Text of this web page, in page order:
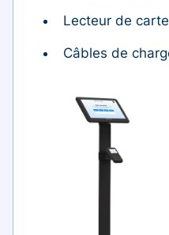
Lecteur de
Câbles de